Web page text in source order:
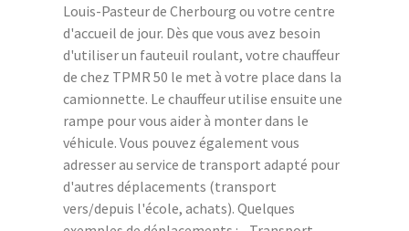
Louis-Pasteur de Cherbourg ou votre centre
d'accueil de jour. Dès que vous avez besoin
d'utiliser un fauteuil roulant, votre chauffeur
de chez TPMR 50 le met à votre place dans la
camionnette. Le chauffeur utilise ensuite une
rampe pour vous aider à monter dans le
véhicule. Vous pouvez également vous
adresser au service de transport adapté pour
d'autres déplacements (transport
vers/depuis l'école, achats). Quelques